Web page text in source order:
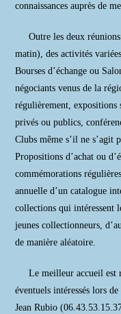
connaissances auprès de
Outre les deux réunions
matin), des activités
Bourses d’échange ou
négociants venus de la
régulièrement, expositions
privés ou publics,
Clubs même s’il ne s’agit
Propositions d’achat ou
commémorations
annuelle d’un catalogue
collections qui intéressent
jeunes collectionneurs,
de manière aléatoire.
Le meilleur accueil est
éventuels intéressés lors
Jean Rubio